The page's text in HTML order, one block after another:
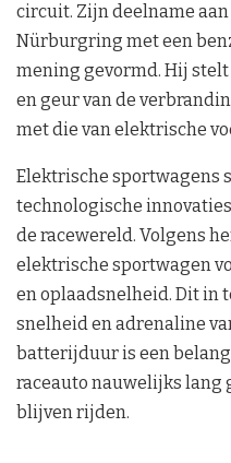
circuit. Zijn deelname
Nürburgring met een
mening gevormd. Hij
en geur van de
met die van elektrische
Elektrische sportwagens
technologische
de racewereld. Volgens
elektrische sportwagen
en oplaadsnelheid. Dit in
snelheid en adrenaline
batterijduur is een
raceauto nauwelijks lang
blijven rijden.